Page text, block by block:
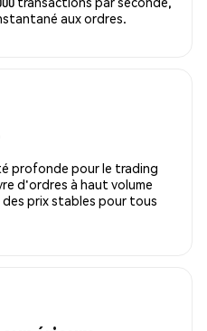
aux ordres.
profonde pour le trading
d'ordres à haut volume
prix stables pour tous